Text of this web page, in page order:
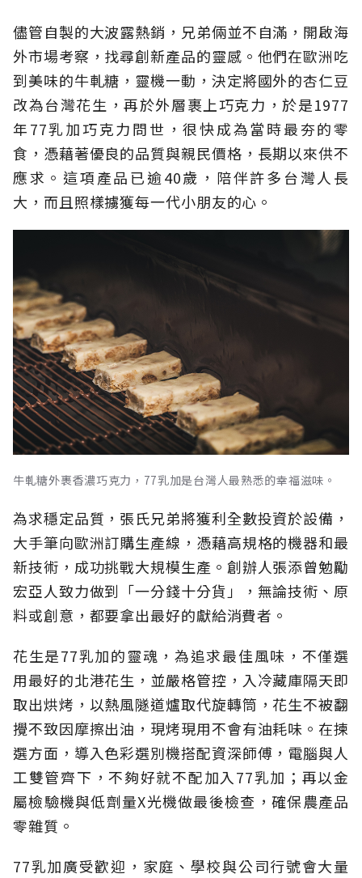
儘管自製的大波露熱銷，兄弟倆並不自滿，開啟海
外市場考察，找尋創新產品的靈感。他們在歐洲吃
到美味的牛軋糖，靈機一動，決定將國外的杏仁豆
改為台灣花生，再於外層裹上巧克力，於是1977
年77乳加巧克力問世，很快成為當時最夯的零
食，憑藉著優良的品質與親民價格，長期以來供不
應求。這項產品已逾40歲，陪伴許多台灣人長
大，而且照樣擄獲每一代小朋友的心。
牛軋糖外裹香濃巧克力，77乳加是台灣人最熟悉的幸福滋味。
為求穩定品質，張氏兄弟將獲利全數投資於設備，
大手筆向歐洲訂購生產線，憑藉高規格的機器和最
新技術，成功挑戰大規模生產。創辦人張添曾勉勵
宏亞人致力做到「一分錢十分貨」，無論技術、原
料或創意，都要拿出最好的獻給消費者。
花生是77乳加的靈魂，為追求最佳風味，不僅選
用最好的北港花生，並嚴格管控，入冷藏庫隔天即
取出烘烤，以熱風隧道爐取代旋轉筒，花生不被翻
攪不致因摩擦出油，現烤現用不會有油耗味。在揀
選方面，導入色彩選別機搭配資深師傅，電腦與人
工雙管齊下，不夠好就不配加入77乳加；再以金
屬檢驗機與低劑量X光機做最後檢查，確保農產品
零雜質。
77乳加廣受歡迎，家庭、學校與公司行號會大量